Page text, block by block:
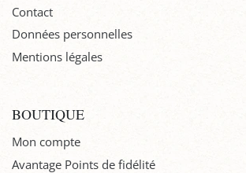
Contact
Données personnelles
Mentions légales
BOUTIQUE
Mon compte
Avantage Points de fidélité